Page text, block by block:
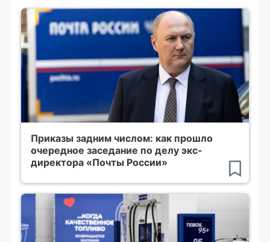
Приказы задним числом: как прошло
очередное заседание по делу экс-
директора «Почты России»